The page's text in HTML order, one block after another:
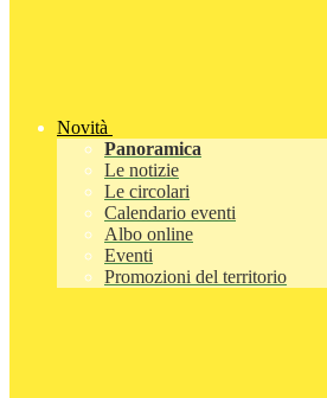
Novità
Panoramica
Le notizie
Le circolari
Calendario eventi
Albo online
Eventi
Promozioni del territorio